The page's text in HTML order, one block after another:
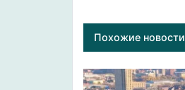
Похожие новости